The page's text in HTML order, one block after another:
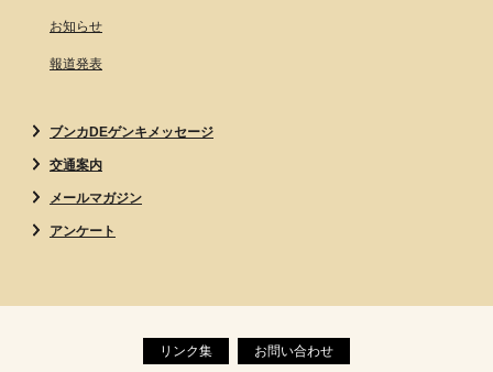
お知らせ
報道発表
ブンカDEゲンキメッセージ
交通案内
メールマガジン
アンケート
リンク集 お問い合わせ